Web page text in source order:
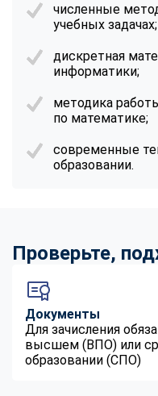
численные
учебных задачах;
дискретная
информатики;
методика
по математике;
современные
образовании.
Проверьте,
Документы
Для зачисления
высшем (ВПО) или
образовании (СПО)
Vkontakte
Max